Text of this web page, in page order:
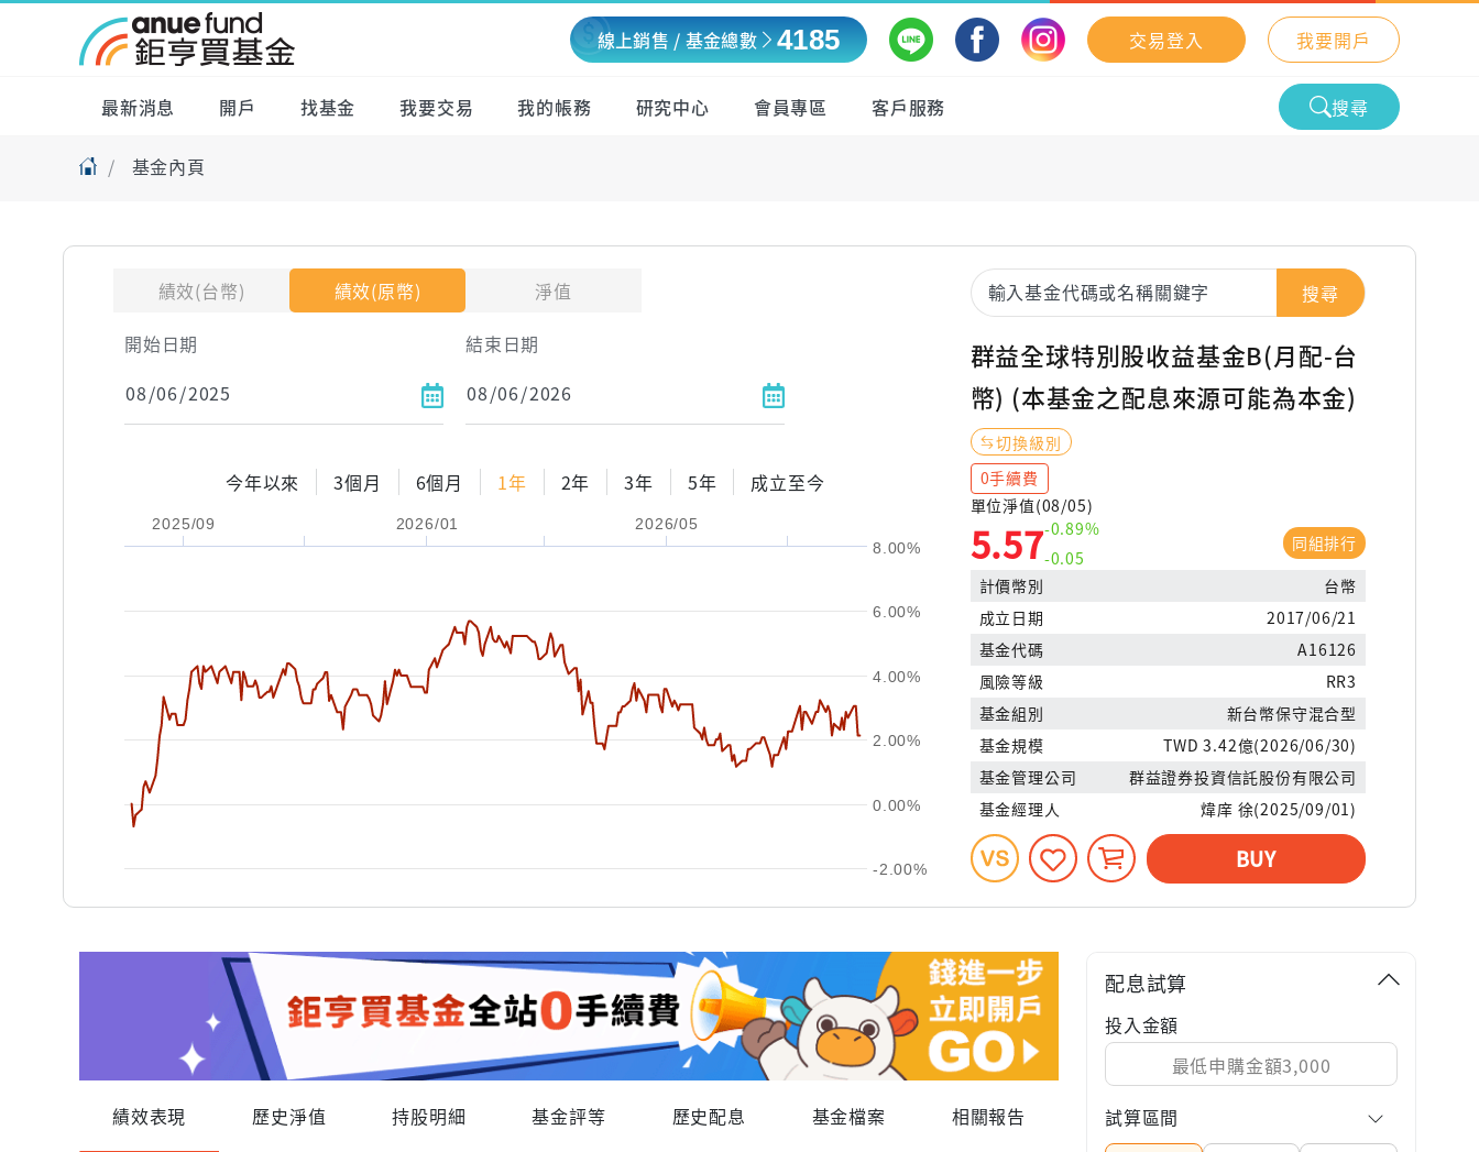
線上銷售 / 基金總數 4185 交易登入 我要開戶
最新消息 開戶 找基金 我要交易 我的帳務 研究中心 會員專區 客戶服務 搜尋
基金內頁
績效(台幣) 績效(原幣)
淨值
開始日期
結束日期
今年以來 3個月 6個月 1年 2年 3年 5年 成立至今
2025/09 2026/01 2026/05
-2.00%
0.00%
2.00%
4.00%
6.00%
8.00%
搜尋
群益全球特別股收益基金B(月配-台
幣) (本基金之配息來源可能為本金)
切換級別
0手續費
單位淨值(08/05)
5.57-0.89%
-0.05
同組排行
計價幣別
台幣
成立日期
2017/06/21
基金代碼
A16126
風險等級
RR3
基金組別
新台幣保守混合型
基金規模
TWD 3.42億(2026/06/30)
基金管理公司
群益證券投資信託股份有限公司
基金經理人
煒庠 徐(2025/09/01)
BUY
績效表現 歷史淨值 持股明細 基金評等 歷史配息 基金檔案 相關報告
配息試算
投入金額
試算區間